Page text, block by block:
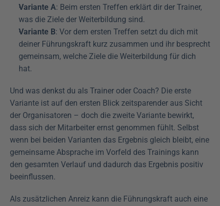
Variante A: Beim ersten Treffen erklärt dir der Trainer,
was die Ziele der Weiterbildung sind.
Variante B: Vor dem ersten Treffen setzt du dich mit
deiner Führungskraft kurz zusammen und ihr besprecht
gemeinsam, welche Ziele die Weiterbildung für dich
hat.
Und was denkst du als Trainer oder Coach? Die erste
Variante ist auf den ersten Blick zeitsparender aus Sicht
der Organisatoren – doch die zweite Variante bewirkt,
dass sich der Mitarbeiter ernst genommen fühlt. Selbst
wenn bei beiden Varianten das Ergebnis gleich bleibt, eine
gemeinsame Absprache im Vorfeld des Trainings kann
den gesamten Verlauf und dadurch das Ergebnis positiv
beeinflussen.
Als zusätzlichen Anreiz kann die Führungskraft auch eine